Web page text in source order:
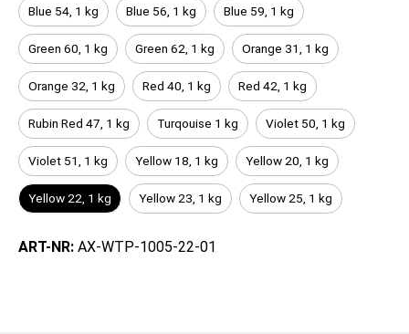
Blue 54, 1 kg Blue 56, 1 kg Blue 59, 1 kg
Green 60, 1 kg Green 62, 1 kg Orange 31, 1 kg
Orange 32, 1 kg Red 40, 1 kg Red 42, 1 kg
Rubin Red 47, 1 kg Turqouise 1 kg Violet 50, 1 kg
Violet 51, 1 kg Yellow 18, 1 kg Yellow 20, 1 kg
Yellow 22, 1 kg Yellow 23, 1 kg Yellow 25, 1 kg
ART-NR: AX-WTP-1005-22-01